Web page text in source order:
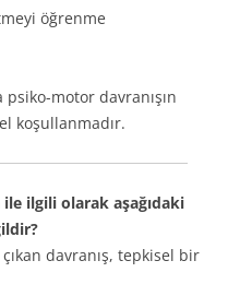
öğrenme
psiko-motor davranışın
koşullanmadır.
ilgili olarak aşağıdaki
davranış, tepkisel bir